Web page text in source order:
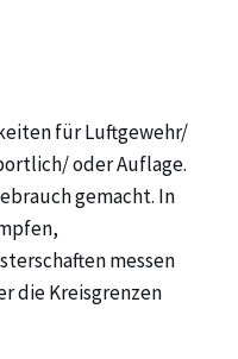
für Luftgewehr/
oder Auflage.
gemacht. In
messen
die Kreisgrenzen